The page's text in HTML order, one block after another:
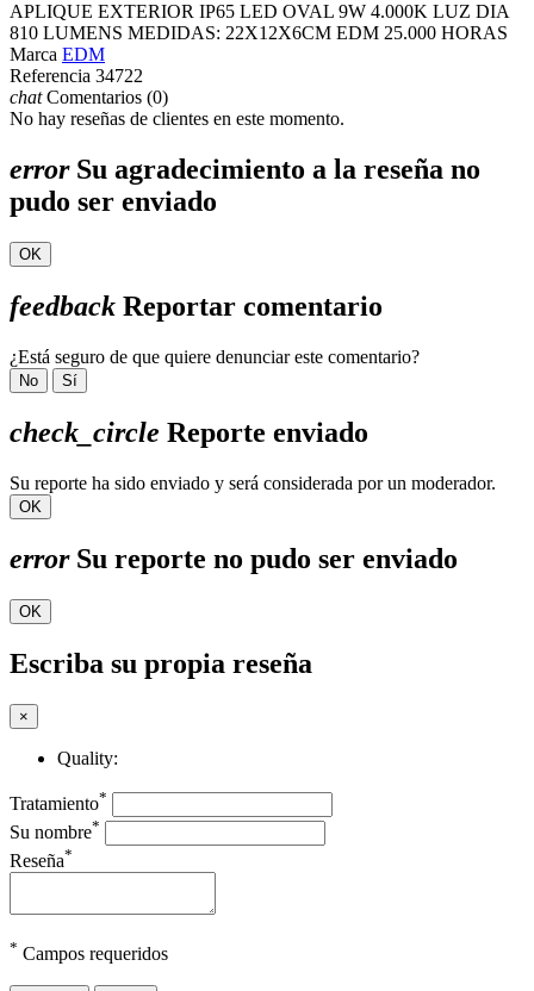
APLIQUE EXTERIOR IP65 LED OVAL 9W 4.000K LUZ DIA
810 LUMENS MEDIDAS: 22X12X6CM EDM 25.000 HORAS
Marca EDM
Referencia 34722
chatComentarios (0)
No hay reseñas de clientes en este momento.
errorSu agradecimiento a la reseña no
pudo ser enviado
OK
feedback Reportar comentario
¿Está seguro de que quiere denunciar este comentario?
No Sí
check_circle Reporte enviado
Su reporte ha sido enviado y será considerada por un moderador.
OK
errorSu reporte no pudo ser enviado
OK
Escriba su propia reseña
×
Quality:
Tratamiento*
Su nombre*
Reseña*
* Campos requeridos